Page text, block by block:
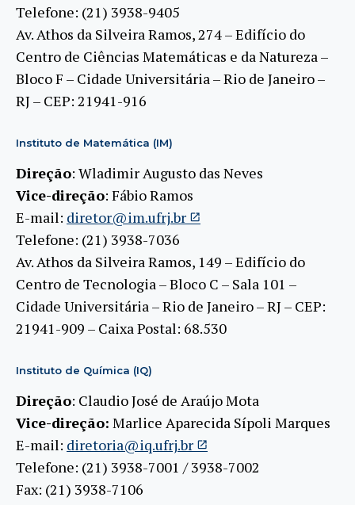
Telefone: (21) 3938-9405
Av. Athos da Silveira Ramos, 274 – Edifício do
Centro de Ciências Matemáticas e da Natureza –
Bloco F – Cidade Universitária – Rio de Janeiro –
RJ – CEP: 21941-916
Instituto de Matemática (IM)
Direção: Wladimir Augusto das Neves
Vice-direção: Fábio Ramos
E-mail: diretor@im.ufrj.br
Telefone: (21) 3938-7036
Av. Athos da Silveira Ramos, 149 – Edifício do
Centro de Tecnologia – Bloco C – Sala 101 –
Cidade Universitária – Rio de Janeiro – RJ – CEP:
21941-909 – Caixa Postal: 68.530
Instituto de Química (IQ)
Direção: Claudio José de Araújo Mota
Vice-direção: Marlice Aparecida Sípoli Marques
E-mail: diretoria@iq.ufrj.br
Telefone: (21) 3938-7001 / 3938-7002
Fax: (21) 3938-7106